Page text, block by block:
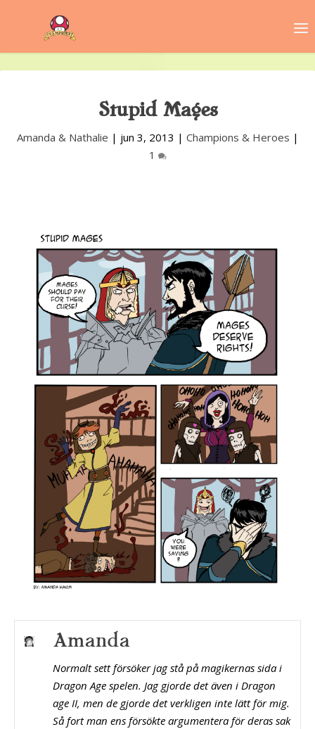
Stupid Mages
Amanda & Nathalie | jun 3, 2013 | Champions & Heroes |
1
Amanda
Normalt sett försöker jag stå på magikernas sida i
Dragon Age spelen. Jag gjorde det även i Dragon
age II, men de gjorde det verkligen inte lätt för mig.
Så fort man ens försökte argumentera för deras sak